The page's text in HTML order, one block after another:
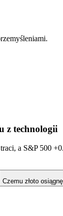
z technologii
traci, a S&P 500
Czemu złoto